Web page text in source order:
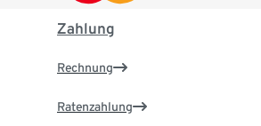
Zahlung
Rechnung
Ratenzahlung